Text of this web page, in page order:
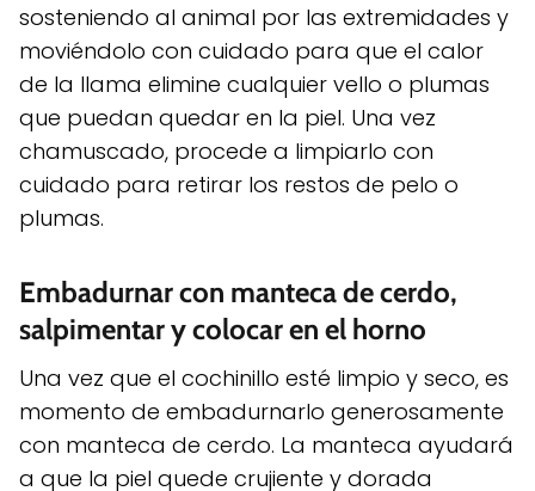
sosteniendo al animal por las extremidades y
moviéndolo con cuidado para que el calor
de la llama elimine cualquier vello o plumas
que puedan quedar en la piel. Una vez
chamuscado, procede a limpiarlo con
cuidado para retirar los restos de pelo o
plumas.
Embadurnar con manteca de cerdo,
salpimentar y colocar en el horno
Una vez que el cochinillo esté limpio y seco, es
momento de embadurnarlo generosamente
con manteca de cerdo. La manteca ayudará
a que la piel quede crujiente y dorada